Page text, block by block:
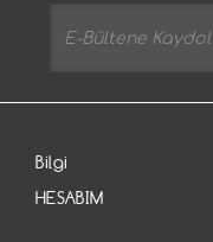
Bilgi
HESABIM